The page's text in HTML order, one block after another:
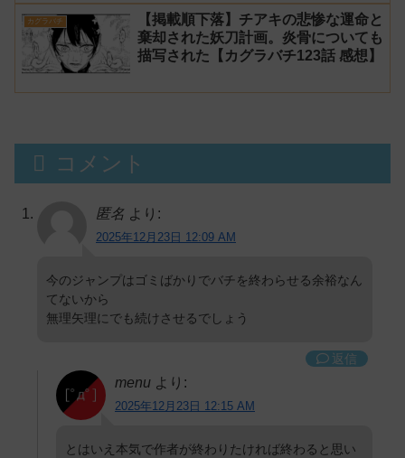
カグラバチ
【掲載順下落】チアキの悲惨な運命と
棄却された妖刀計画。炎骨についても
描写された【カグラバチ123話 感想】
コメント
匿名 より:
2025年12月23日 12:09 AM
今のジャンプはゴミばかりでバチを終わらせる余裕なん
てないから
無理矢理にでも続けさせるでしょう
返信
menu より:
2025年12月23日 12:15 AM
とはいえ本気で作者が終わりたければ終わると思い